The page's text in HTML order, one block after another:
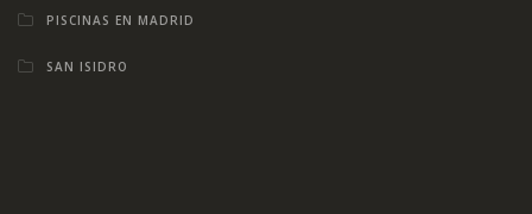
PISCINAS EN MADRID
SAN ISIDRO